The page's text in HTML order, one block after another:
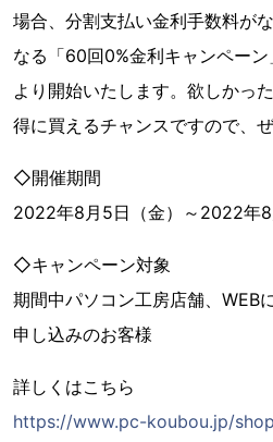
場合、分割支払い金利手数料が
なる「60回0%金利キャンペー
より開始いたします。欲しかっ
得に買えるチャンスですので、
◇開催期間
2022年8月5日（金）～2022年
◇キャンペーン対象
期間中パソコン工房店舗、WEB
申し込みのお客様
詳しくはこちら
https://www.pc-koubou.jp/